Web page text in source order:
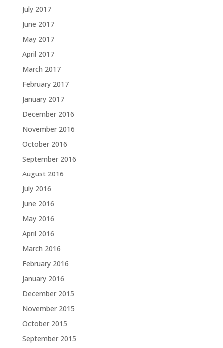
July 2017
June 2017
May 2017
April 2017
March 2017
February 2017
January 2017
December 2016
November 2016
October 2016
September 2016
August 2016
July 2016
June 2016
May 2016
April 2016
March 2016
February 2016
January 2016
December 2015
November 2015
October 2015
September 2015